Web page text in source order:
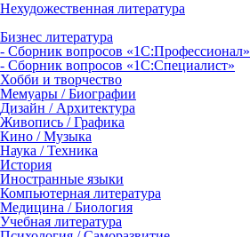
Нехудожественная литература
Бизнес литература
- Сборник вопросов «1С:Профессионал»
- Сборник вопросов «1С:Специалист»
Хобби и творчество
Мемуары / Биографии
Дизайн / Архитектура
Живопись / Графика
Кино / Музыка
Наука / Техника
История
Иностранные языки
Компьютерная литература
Медицина / Биология
Учебная литература